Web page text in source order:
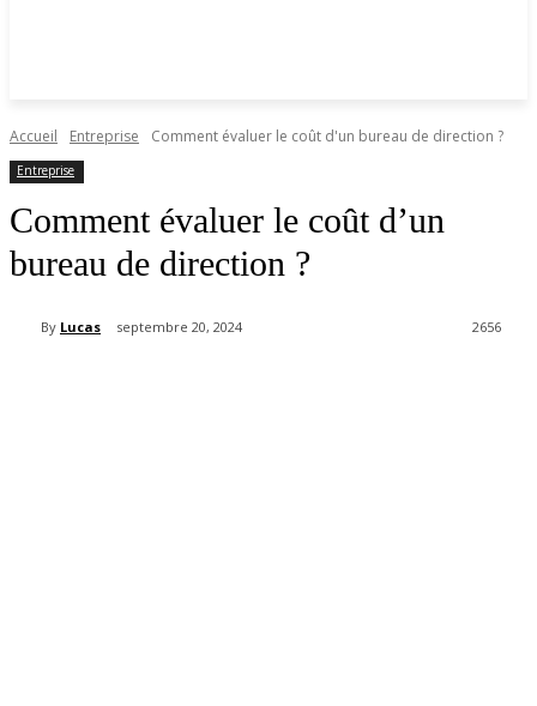
Accueil Entreprise Comment évaluer le coût d'un bureau de direction ?
Entreprise
Comment évaluer le coût d’un
bureau de direction ?
By Lucas septembre 20, 2024 2656